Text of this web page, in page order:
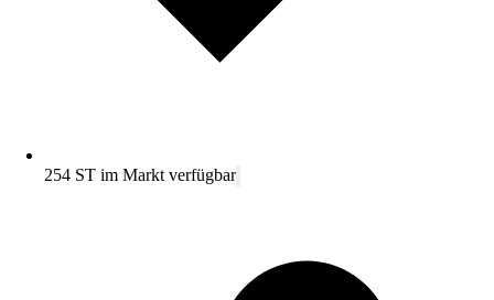
254 ST im Markt verfügbar